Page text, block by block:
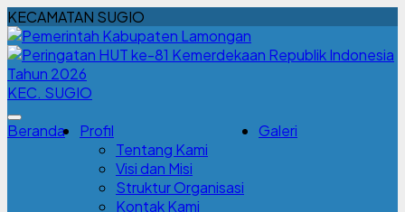
KECAMATAN SUGIO
KEC. SUGIO
Beranda
Profil
Tentang Kami
Visi dan Misi
Struktur Organisasi
Kontak Kami
Galeri